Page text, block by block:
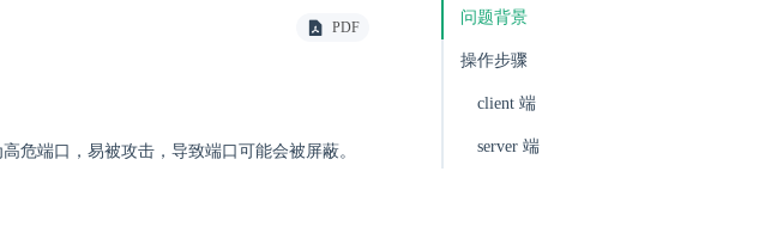
PDF
危端口，易被攻击，导致端口可能会被屏蔽。
问题背景
操作步骤
client 端
server 端